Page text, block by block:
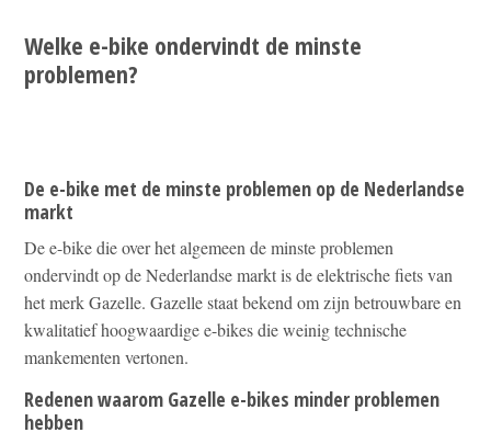
Welke e-bike ondervindt de minste
problemen?
De e-bike met de minste problemen op de Nederlandse
markt
De e-bike die over het algemeen de minste problemen
ondervindt op de Nederlandse markt is de elektrische fiets van
het merk Gazelle. Gazelle staat bekend om zijn betrouwbare en
kwalitatief hoogwaardige e-bikes die weinig technische
mankementen vertonen.
Redenen waarom Gazelle e-bikes minder problemen
hebben